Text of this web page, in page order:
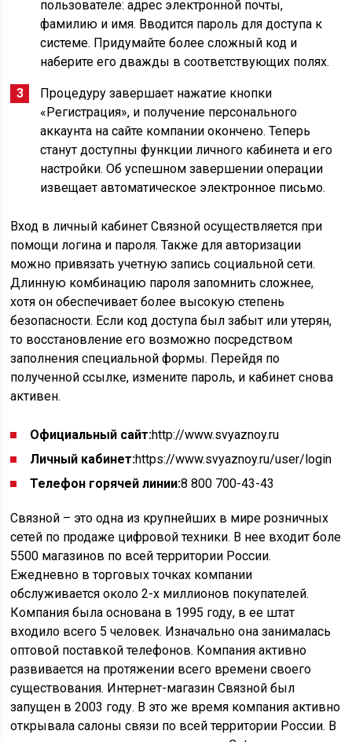
пользователе: адрес электронной почты,
фамилию и имя. Вводится пароль для доступа к
системе. Придумайте более сложный код и
наберите его дважды в соответствующих полях.
Процедуру завершает нажатие кнопки
«Регистрация», и получение персонального
аккаунта на сайте компании окончено. Теперь
станут доступны функции личного кабинета и его
настройки. Об успешном завершении операции
извещает автоматическое электронное письмо.
Вход в личный кабинет Связной осуществляется при
помощи логина и пароля. Также для авторизации
можно привязать учетную запись социальной сети.
Длинную комбинацию пароля запомнить сложнее,
хотя он обеспечивает более высокую степень
безопасности. Если код доступа был забыт или утерян,
то восстановление его возможно посредством
заполнения специальной формы. Перейдя по
полученной ссылке, измените пароль, и кабинет снова
активен.
Официальный сайт:http://www.svyaznoy.ru
Личный кабинет:https://www.svyaznoy.ru/user/login
Телефон горячей линии:8 800 700-43-43
Связной – это одна из крупнейших в мире розничных
сетей по продаже цифровой техники. В нее входит боле
5500 магазинов по всей территории России.
Ежедневно в торговых точках компании
обслуживается около 2-х миллионов покупателей.
Компания была основана в 1995 году, в ее штат
входило всего 5 человек. Изначально она занималась
оптовой поставкой телефонов. Компания активно
развивается на протяжении всего времени своего
существования. Интернет-магазин Связной был
запущен в 2003 году. В это же время компания активно
открывала салоны связи по всей территории России. В